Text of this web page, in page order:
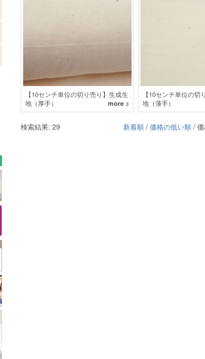
【10センチ単位の切り売り】生成生
地（厚手）
more >
【10センチ単位の切
地（薄手）
検索結果: 29 新着順 / 価格の低い順 /